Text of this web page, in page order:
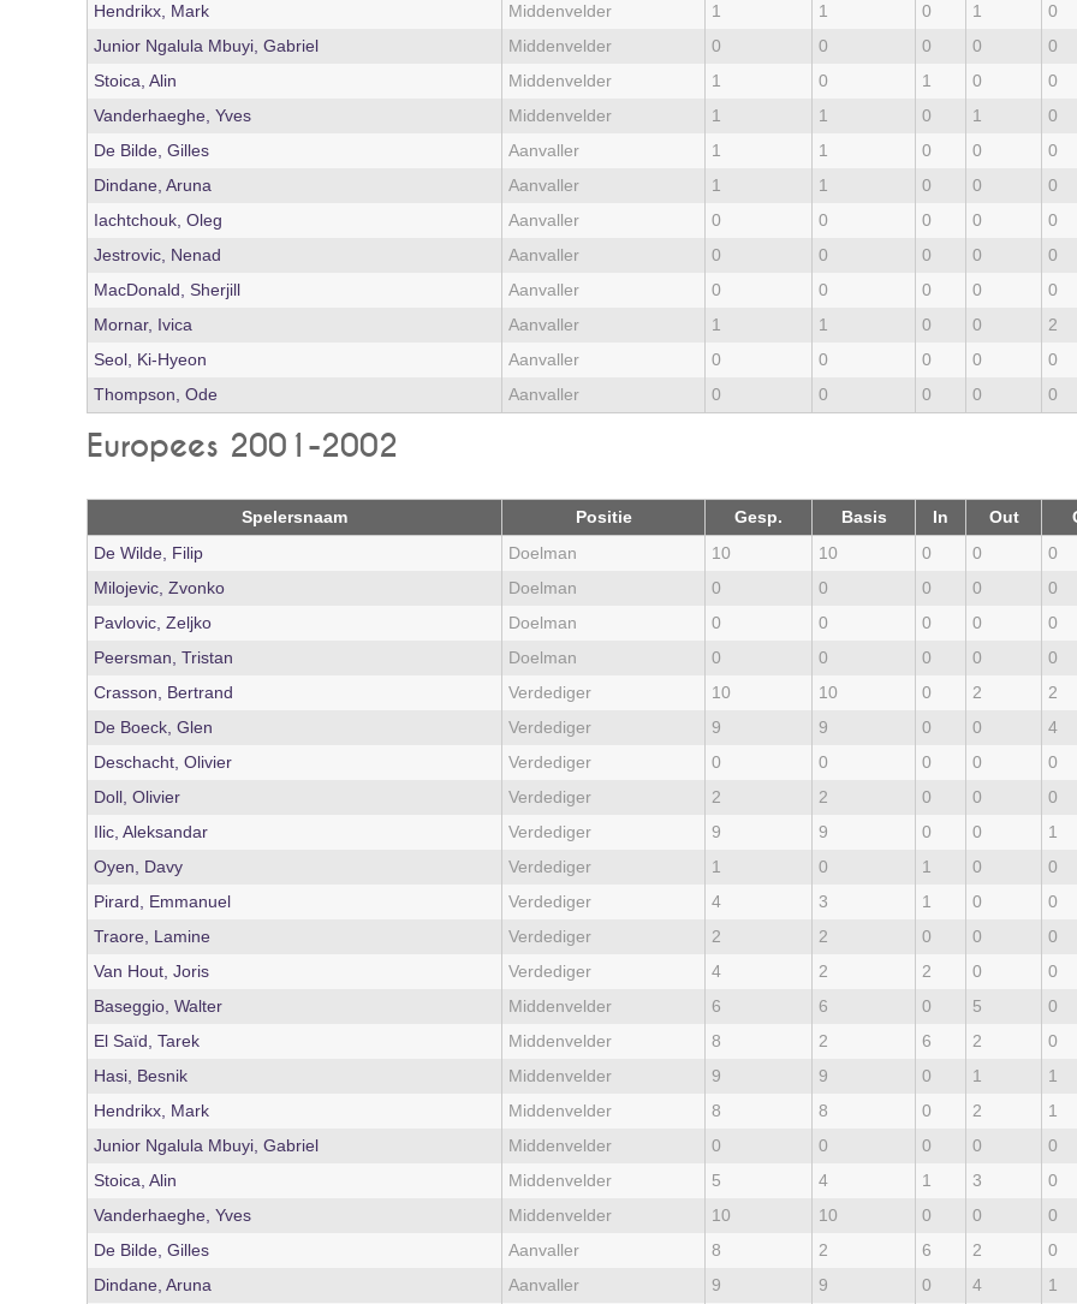
Hendrikx, Mark
Middenvelder 1 1 0 1
0
Junior Ngalula Mbuyi, Gabriel
Middenvelder 0 0 0 0
0
Stoica, Alin
Middenvelder 1 0 1 0
0
Vanderhaeghe, Yves
Middenvelder 1 1 0 1
0
De Bilde, Gilles
Aanvaller 1 1 0 0
0
Dindane, Aruna
Aanvaller 1 1 0 0
0
Iachtchouk, Oleg
Aanvaller 0 0 0 0
0
Jestrovic, Nenad
Aanvaller 0 0 0 0
0
MacDonald, Sherjill
Aanvaller 0 0 0 0
0
Mornar, Ivica
Aanvaller 1 1 0 0
2
Seol, Ki-Hyeon
Aanvaller 0 0 0 0
0
Thompson, Ode
Aanvaller 0 0 0 0 0
Europees 2001-2002
Spelersnaam Positie Gesp. Basis In Out
De Wilde, Filip
Doelman 10 10 0 0
0
Milojevic, Zvonko
Doelman 0 0 0 0
0
Pavlovic, Zeljko
Doelman 0 0 0 0
0
Peersman, Tristan
Doelman 0 0 0 0
0
Crasson, Bertrand
Verdediger 10 10 0 2
2
De Boeck, Glen
Verdediger 9 9 0 0
4
Deschacht, Olivier
Verdediger 0 0 0 0
0
Doll, Olivier
Verdediger 2 2 0 0
0
Ilic, Aleksandar
Verdediger 9 9 0 0
1
Oyen, Davy
Verdediger 1 0 1 0
0
Pirard, Emmanuel
Verdediger 4 3 1 0
0
Traore, Lamine
Verdediger 2 2 0 0
0
Van Hout, Joris
Verdediger 4 2 2 0
0
Baseggio, Walter
Middenvelder 6 6 0 5
0
El Saïd, Tarek
Middenvelder 8 2 6 2
0
Hasi, Besnik
Middenvelder 9 9 0 1
1
Hendrikx, Mark
Middenvelder 8 8 0 2
1
Junior Ngalula Mbuyi, Gabriel
Middenvelder 0 0 0 0
0
Stoica, Alin
Middenvelder 5 4 1 3
0
Vanderhaeghe, Yves
Middenvelder 10 10 0 0
0
De Bilde, Gilles
Aanvaller 8 2 6 2
0
Dindane, Aruna
Aanvaller 9 9 0 4
1